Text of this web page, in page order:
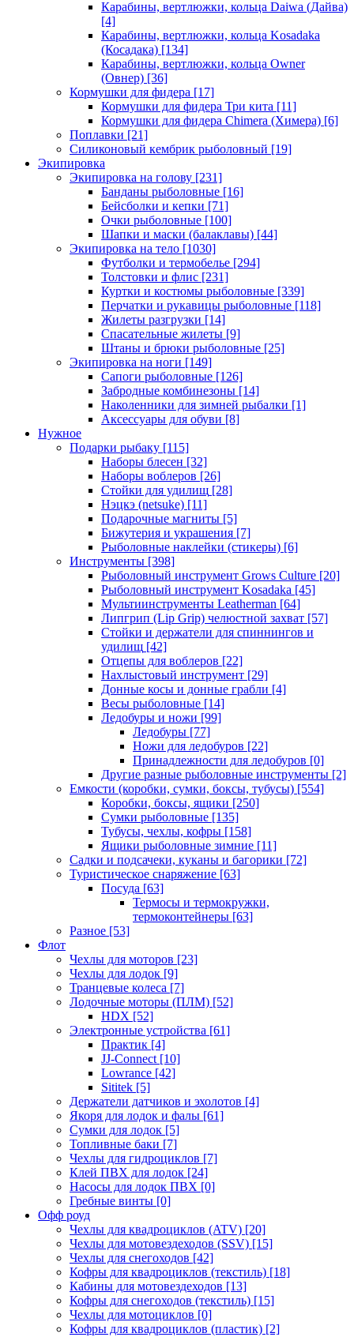
Карабины, вертлюжки, кольца Daiwa (Дайва)
[4]
Карабины, вертлюжки, кольца Kosadaka
(Косадака) [134]
Карабины, вертлюжки, кольца Owner
(Овнер) [36]
Кормушки для фидера [17]
Кормушки для фидера Три кита [11]
Кормушки для фидера Chimera (Химера) [6]
Поплавки [21]
Силиконовый кембрик рыболовный [19]
Экипировка
Экипировка на голову [231]
Банданы рыболовные [16]
Бейсболки и кепки [71]
Очки рыболовные [100]
Шапки и маски (балаклавы) [44]
Экипировка на тело [1030]
Футболки и термобелье [294]
Толстовки и флис [231]
Куртки и костюмы рыболовные [339]
Перчатки и рукавицы рыболовные [118]
Жилеты разгрузки [14]
Спасательные жилеты [9]
Штаны и брюки рыболовные [25]
Экипировка на ноги [149]
Сапоги рыболовные [126]
Забродные комбинезоны [14]
Наколенники для зимней рыбалки [1]
Аксессуары для обуви [8]
Нужное
Подарки рыбаку [115]
Наборы блесен [32]
Наборы воблеров [26]
Стойки для удилищ [28]
Нэцкэ (netsuke) [11]
Подарочные магниты [5]
Бижутерия и украшения [7]
Рыболовные наклейки (стикеры) [6]
Инструменты [398]
Рыболовный инструмент Grows Culture [20]
Рыболовный инструмент Kosadaka [45]
Мультиинструменты Leatherman [64]
Липгрип (Lip Grip) челюстной захват [57]
Стойки и держатели для спиннингов и
удилищ [42]
Отцепы для воблеров [22]
Нахлыстовый инструмент [29]
Донные косы и донные грабли [4]
Весы рыболовные [14]
Ледобуры и ножи [99]
Ледобуры [77]
Ножи для ледобуров [22]
Принадлежности для ледобуров [0]
Другие разные рыболовные инструменты [2]
Емкости (коробки, сумки, боксы, тубусы) [554]
Коробки, боксы, ящики [250]
Сумки рыболовные [135]
Тубусы, чехлы, кофры [158]
Ящики рыболовные зимние [11]
Садки и подсачеки, куканы и багорики [72]
Туристическое снаряжение [63]
Посуда [63]
Термосы и термокружки,
термоконтейнеры [63]
Разное [53]
Флот
Чехлы для моторов [23]
Чехлы для лодок [9]
Транцевые колеса [7]
Лодочные моторы (ПЛМ) [52]
HDX [52]
Электронные устройства [61]
Практик [4]
JJ-Connect [10]
Lowrance [42]
Sititek [5]
Держатели датчиков и эхолотов [4]
Якоря для лодок и фалы [61]
Сумки для лодок [5]
Топливные баки [7]
Чехлы для гидроциклов [7]
Клей ПВХ для лодок [24]
Насосы для лодок ПВХ [0]
Гребные винты [0]
Офф роуд
Чехлы для квадроциклов (ATV) [20]
Чехлы для мотовездеходов (SSV) [15]
Чехлы для снегоходов [42]
Кофры для квадроциклов (текстиль) [18]
Кабины для мотовездеходов [13]
Кофры для снегоходов (текстиль) [15]
Чехлы для мотоциклов [0]
Кофры для квадроциклов (пластик) [2]